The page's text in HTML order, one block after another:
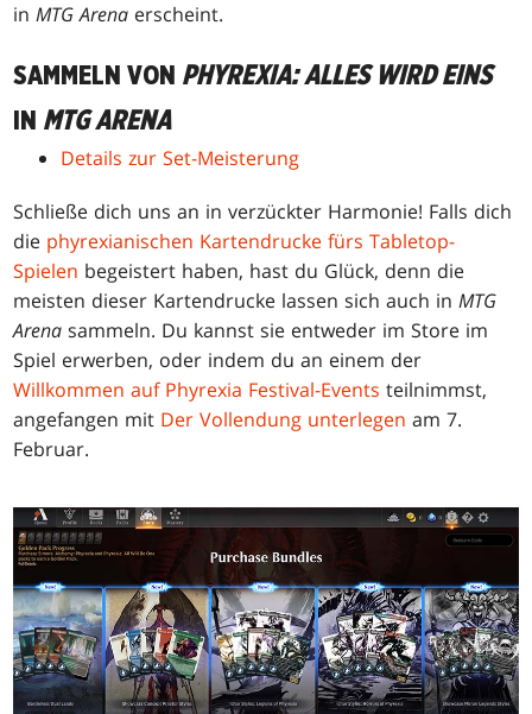
inMTG Arena erscheint.
SAMMELN VON PHYREXIA: ALLES WIRD EINS
IN MTG ARENA
Details zur Set-Meisterung
Schließe dich uns an in verzückter Harmonie! Falls dich
die phyrexianischen Kartendrucke fürs Tabletop-
Spielen begeistert haben, hast du Glück, denn die
meisten dieser Kartendrucke lassen sich auch inMTG
Arena sammeln. Du kannst sie entweder im Store im
Spiel erwerben, oder indem du an einem der
Willkommen auf Phyrexia Festival-Events teilnimmst,
angefangen mit Der Vollendung unterlegen am 7.
Februar.